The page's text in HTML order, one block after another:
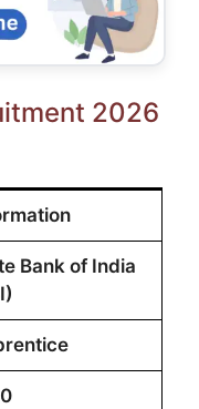
2026
Bank of India